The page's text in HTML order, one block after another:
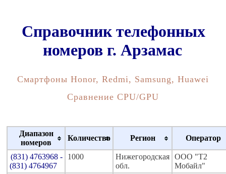
Справочник телефонных
номеров г. Арзамас
Смартфоны Honor, Redmi, Samsung, Huawei
Сравнение CPU/GPU
Диапазон
номеров
Количество Регион Оператор
(831) 4763968 -
(831) 4764967
1000
Нижегородская
обл.
ООО "Т2
Мобайл"